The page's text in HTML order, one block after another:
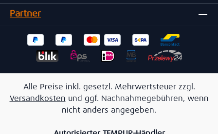
Partner
Alle Preise inkl. gesetzl. Mehrwertsteuer zzgl.
Versandkosten und ggf. Nachnahmegebühren, wenn
nicht anders angegeben.